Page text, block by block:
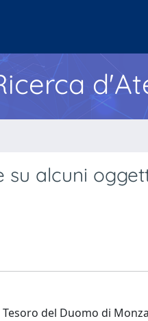
alcuni
del Duomo di